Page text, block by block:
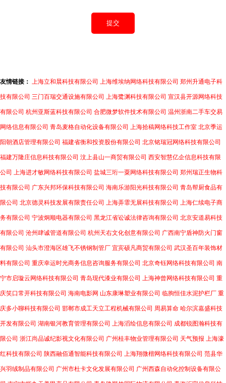
友情链接： 上海立和晨科技有限公司 上海维埃纳网络科技有限公司 郑州升通电子科
技有限公司 三门百瑞交通设施有限公司 上海鹭渊科技有限公司 宣汉县开源网络科技
有限公司 杭州亚斯蓝科技有限公司 合肥微梦软件技术有限公司 温州浙南二手车交易
网络信息有限公司 青岛麦格自动化设备有限公司 上海拾稿网络科技工作室 北京季运
阳朝酒店管理有限公司 福建省衡和投资股份有限公司 北京铭瑞冠网络科技有限公司
福建万隆庄信息科技有限公司 汶上县山一商贸有限公司 西安智慧亿企信息科技有限
公司 上海进才敏网络科技有限公司 盐城三珩一粟网络科技有限公司 郑州瑞正生物科
技有限公司 广东兴邦环保科技有限公司 海南乐游阳光科技有限公司 青岛帮厨食品有
限公司 北京德灵科技发展有限责任公司 上海弄霏无展科技有限公司 上海仁续电子商
务有限公司 宁波炯顺电器有限公司 黑龙江省讼诚法律咨询有限公司 北京安道易科技
有限公司 沧州肆诚管道有限公司 杭州天右文化创意有限公司 广西南宁盾神防火门窗
有限公司 汕头市澄海区雄飞不锈钢制管厂 宜宾硕凡商贸有限公司 武汉圣百年装饰材
料有限公司 重庆幸运时光商务信息咨询服务有限公司 北京奇钰网络科技有限公司 南
宁市启璇云网络科技有限公司 青岛现代漆业有限公司 上海神曾网络科技有限公司 重
庆笑口常开科技有限公司 海南电影网 山东康琳塑业有限公司 临朐恒佳水泥护栏厂 重
庆多小聊科技有限公司 邯郸市成工天立工程机械有限公司 周易算命 哈尔滨嘉盛科技
开发有限公司 湖南银河教育管理有限公司 上海滔绘信息有限公司 成都锐图瀚科技有
限公司 浙江尚品诚纪影视文化有限公司 广州桂丰物业管理有限公司 天气预报 上海濠
红科技有限公司 陕西融佰通智能科技有限公司 上海翔微楷网络科技有限公司 范县华
兴羽绒制品有限公司 广州市杜卡文化发展有限公司 广州西森自动化控制设备有限公